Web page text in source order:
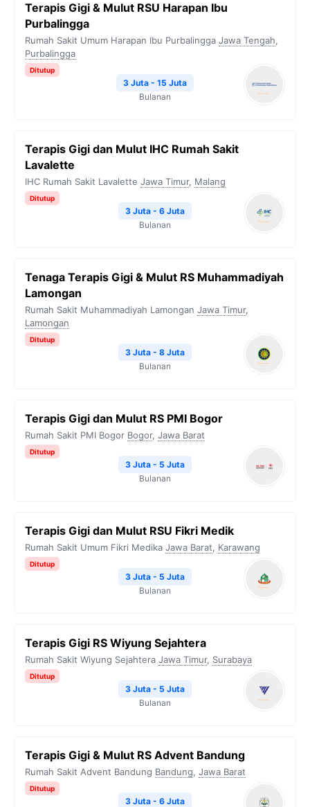
Terapis Gigi & Mulut RSU Harapan Ibu
Purbalingga
Rumah Sakit Umum Harapan Ibu Purbalingga Jawa Tengah,
Purbalingga
Ditutup
3 Juta - 15 Juta
Bulanan
Terapis Gigi dan Mulut IHC Rumah Sakit
Lavalette
IHC Rumah Sakit Lavalette Jawa Timur, Malang
Ditutup
3 Juta - 6 Juta
Bulanan
Tenaga Terapis Gigi & Mulut RS Muhammadiyah
Lamongan
Rumah Sakit Muhammadiyah Lamongan Jawa Timur,
Lamongan
Ditutup
3 Juta - 8 Juta
Bulanan
Terapis Gigi dan Mulut RS PMI Bogor
Rumah Sakit PMI Bogor Bogor, Jawa Barat
Ditutup
3 Juta - 5 Juta
Bulanan
Terapis Gigi dan Mulut RSU Fikri Medik
Rumah Sakit Umum Fikri Medika Jawa Barat, Karawang
Ditutup
3 Juta - 5 Juta
Bulanan
Terapis Gigi RS Wiyung Sejahtera
Rumah Sakit Wiyung Sejahtera Jawa Timur, Surabaya
Ditutup
3 Juta - 5 Juta
Bulanan
Terapis Gigi & Mulut RS Advent Bandung
Rumah Sakit Advent Bandung Bandung, Jawa Barat
Ditutup
3 Juta - 6 Juta